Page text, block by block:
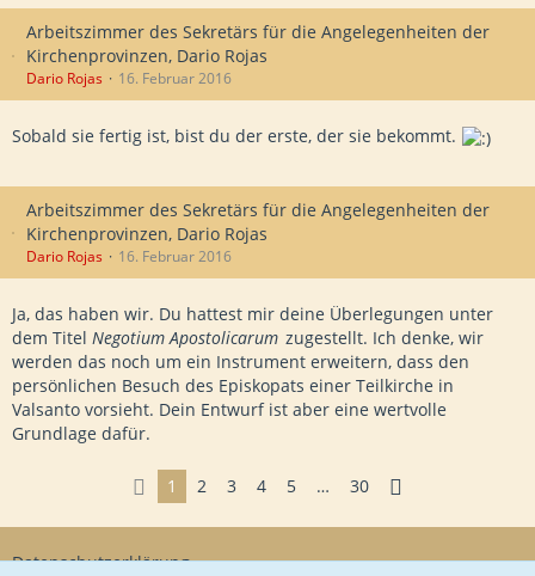
Arbeitszimmer des Sekretärs für die Angelegenheiten der
Kirchenprovinzen, Dario Rojas
Dario Rojas 16. Februar 2016
Sobald sie fertig ist, bist du der erste, der sie bekommt.
Arbeitszimmer des Sekretärs für die Angelegenheiten der
Kirchenprovinzen, Dario Rojas
Dario Rojas 16. Februar 2016
Ja, das haben wir. Du hattest mir deine Überlegungen unter
dem Titel Negotium Apostolicarum zugestellt. Ich denke, wir
werden das noch um ein Instrument erweitern, dass den
persönlichen Besuch des Episkopats einer Teilkirche in
Valsanto vorsieht. Dein Entwurf ist aber eine wertvolle
Grundlage dafür.
1 2 3 4 5 … 30
Datenschutzerklärung